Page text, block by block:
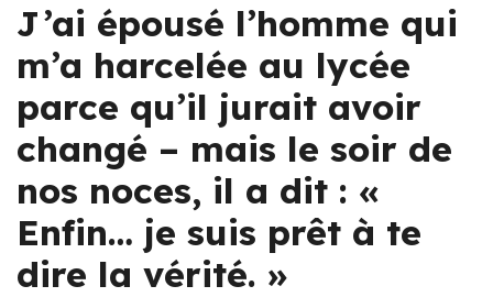
J’ai épousé l’homme qui
m’a harcelée au lycée
parce qu’il jurait avoir
changé – mais le soir de
nos noces, il a dit : «
Enfin… je suis prêt à te
dire la vérité. »